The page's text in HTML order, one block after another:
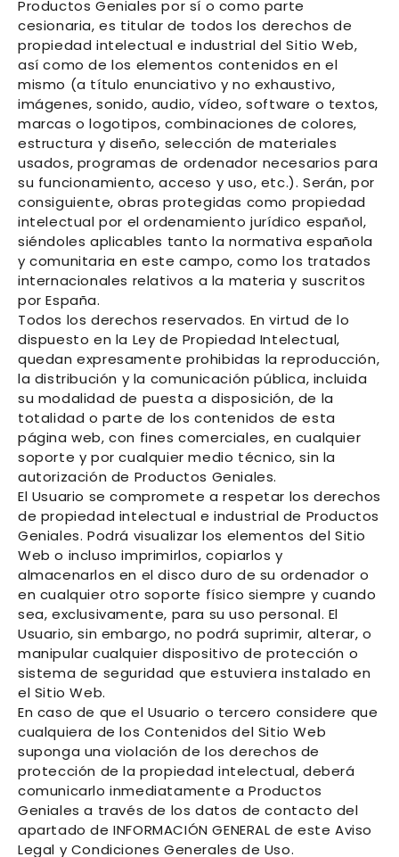
Productos Geniales por sí o como parte
cesionaria, es titular de todos los derechos de
propiedad intelectual e industrial del Sitio Web,
así como de los elementos contenidos en el
mismo (a título enunciativo y no exhaustivo,
imágenes, sonido, audio, vídeo, software o textos,
marcas o logotipos, combinaciones de colores,
estructura y diseño, selección de materiales
usados, programas de ordenador necesarios para
su funcionamiento, acceso y uso, etc.). Serán, por
consiguiente, obras protegidas como propiedad
intelectual por el ordenamiento jurídico español,
siéndoles aplicables tanto la normativa española
y comunitaria en este campo, como los tratados
internacionales relativos a la materia y suscritos
por España.
Todos los derechos reservados. En virtud de lo
dispuesto en la Ley de Propiedad Intelectual,
quedan expresamente prohibidas la reproducción,
la distribución y la comunicación pública, incluida
su modalidad de puesta a disposición, de la
totalidad o parte de los contenidos de esta
página web, con fines comerciales, en cualquier
soporte y por cualquier medio técnico, sin la
autorización de Productos Geniales.
El Usuario se compromete a respetar los derechos
de propiedad intelectual e industrial de Productos
Geniales. Podrá visualizar los elementos del Sitio
Web o incluso imprimirlos, copiarlos y
almacenarlos en el disco duro de su ordenador o
en cualquier otro soporte físico siempre y cuando
sea, exclusivamente, para su uso personal. El
Usuario, sin embargo, no podrá suprimir, alterar, o
manipular cualquier dispositivo de protección o
sistema de seguridad que estuviera instalado en
el Sitio Web.
En caso de que el Usuario o tercero considere que
cualquiera de los Contenidos del Sitio Web
suponga una violación de los derechos de
protección de la propiedad intelectual, deberá
comunicarlo inmediatamente a Productos
Geniales a través de los datos de contacto del
apartado de INFORMACIÓN GENERAL de este Aviso
Legal y Condiciones Generales de Uso.